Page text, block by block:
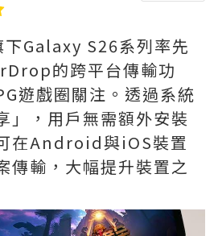
Galaxy S26系列率先
的跨平台傳輸功
遊戲圈關注。透過系統
」，用戶無需額外安裝
在Android與iOS裝置
傳輸，大幅提升裝置之